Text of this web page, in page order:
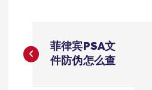
章
菲律宾PSA文
件防伪怎么查